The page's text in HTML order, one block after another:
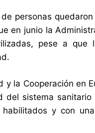
personas
en junio la
pese a que
la Cooperación en
sistema
y con